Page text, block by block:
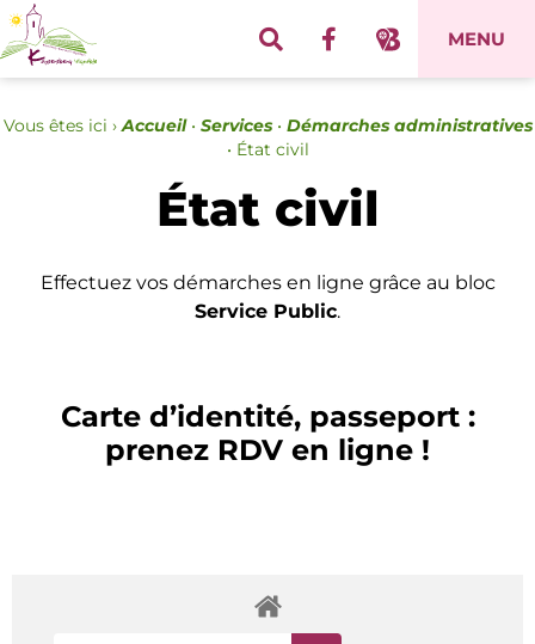
MENU
Vous êtes ici › Accueil• Services• Démarches administratives
• État civil
État civil
Effectuez vos démarches en ligne grâce au bloc
Service Public.
Carte d’identité, passeport :
prenez RDV en ligne !
Panneau de gestion des cookies